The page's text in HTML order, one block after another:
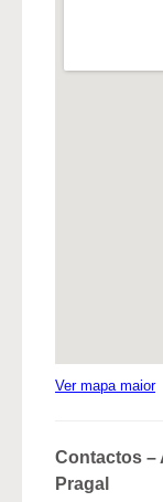
Ver mapa maior
Contactos –
Pragal